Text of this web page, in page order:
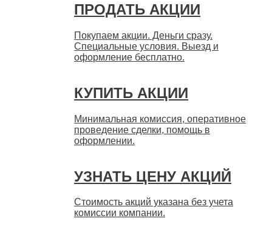
ПРОДАТЬ АКЦИИ
Покупаем акции. Деньги сразу.
Специальные условия. Выезд и
оформление бесплатно.
КУПИТЬ АКЦИИ
Минимальная комиссия, оперативное
проведение сделки, помощь в
оформлении.
УЗНАТЬ ЦЕНУ АКЦИЙ
Стоимость акций указана без учета
комиссии компании.